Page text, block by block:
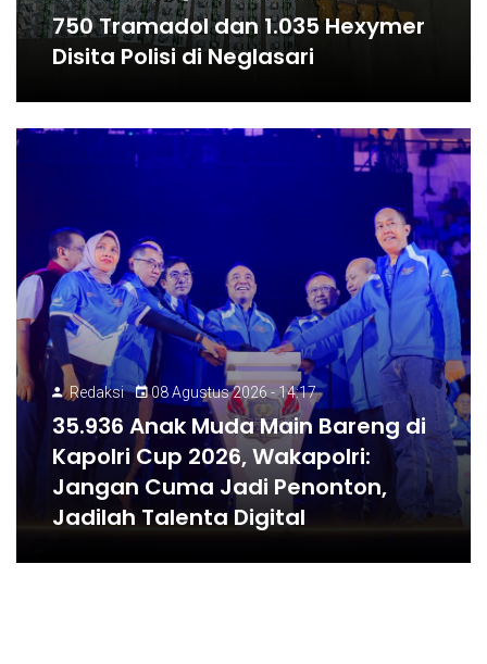
750 Tramadol dan 1.035 Hexymer
Disita Polisi di Neglasari
Redaksi 08 Agustus 2026 - 14:17
35.936 Anak Muda Main Bareng di
Kapolri Cup 2026, Wakapolri:
Jangan Cuma Jadi Penonton,
Jadilah Talenta Digital